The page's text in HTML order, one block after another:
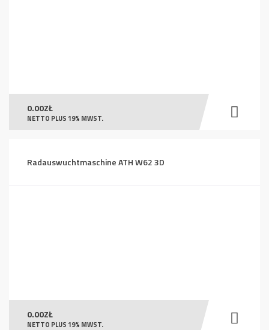
0.00ZŁ
NETTO PLUS 19% MWST.
Radauswuchtmaschine ATH W62 3D
0.00ZŁ
NETTO PLUS 19% MWST.